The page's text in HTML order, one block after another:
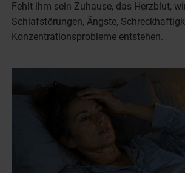
Fehlt ihm sein Zuhause, das Herzblut,
Schlafstörungen, Ängste,
Konzentrationsprobleme entstehen.